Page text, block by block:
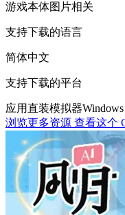
游戏本体图片相关
支持下载的语言
简体中文
支持下载的平台
应用直装模拟器Windows
浏览更多资源 查看这个